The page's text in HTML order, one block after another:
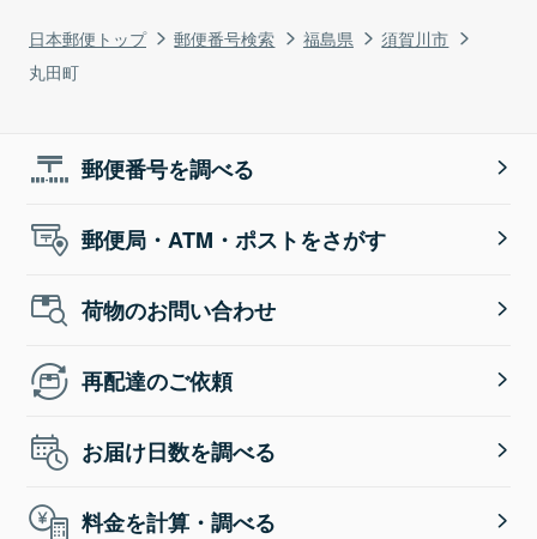
日本郵便トップ 郵便番号検索 福島県
須賀川市
丸田町
郵便番号を調べる
郵便局・ATM・ポストをさがす
荷物のお問い合わせ
再配達のご依頼
お届け日数を調べる
料金を計算・調べる